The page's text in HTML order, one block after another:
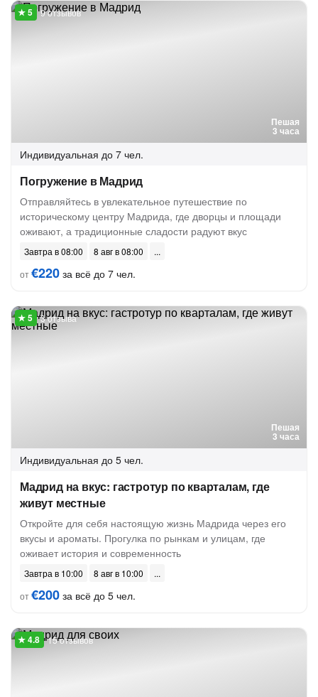
Пешая
3 часа
9 отзывов
Индивидуальная до 7 чел.
Погружение в Мадрид
Отправляйтесь в увлекательное путешествие по
историческому центру Мадрида, где дворцы и площади
оживают, а традиционные сладости радуют вкус
Завтра в 08:00
8 авг в 08:00
от€220 за всё до 7 чел.
Пешая
3 часа
3 отзыва
Индивидуальная до 5 чел.
Мадрид на вкус: гастротур по кварталам, где
живут местные
Откройте для себя настоящую жизнь Мадрида через его
вкусы и ароматы. Прогулка по рынкам и улицам, где
оживает история и современность
Завтра в 10:00
8 авг в 10:00
от€200 за всё до 5 чел.
15 отзывов